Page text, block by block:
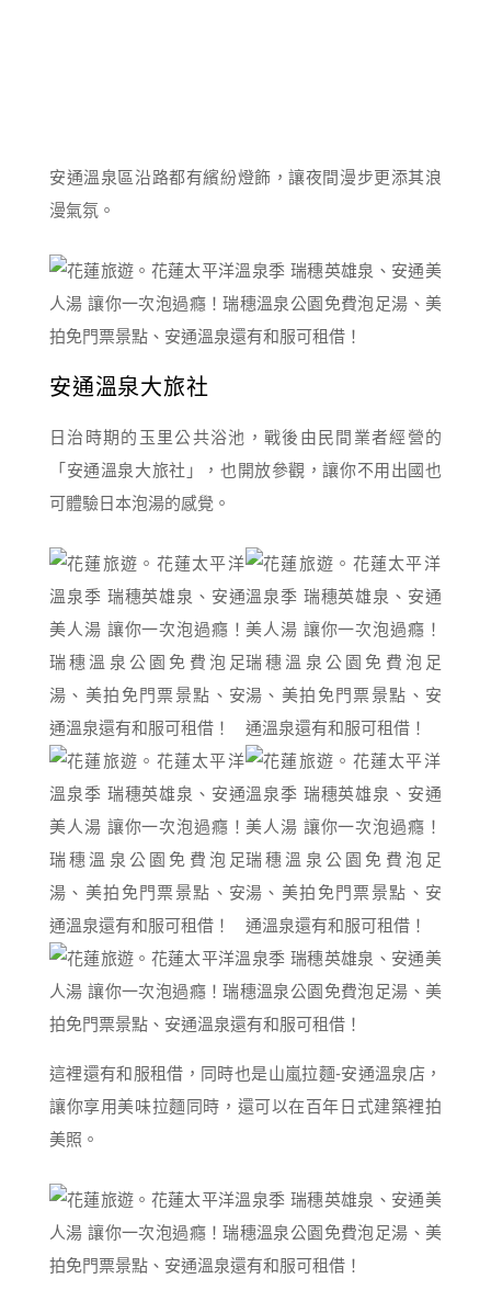
安通溫泉區沿路都有繽紛燈飾，讓夜間漫步更添其浪
漫氣氛。
安通溫泉大旅社
日治時期的玉里公共浴池，戰後由民間業者經營的
「安通溫泉大旅社」，也開放參觀，讓你不用出國也
可體驗日本泡湯的感覺。
這裡還有和服租借，同時也是山嵐拉麵-安通溫泉店，
讓你享用美味拉麵同時，還可以在百年日式建築裡拍
美照。